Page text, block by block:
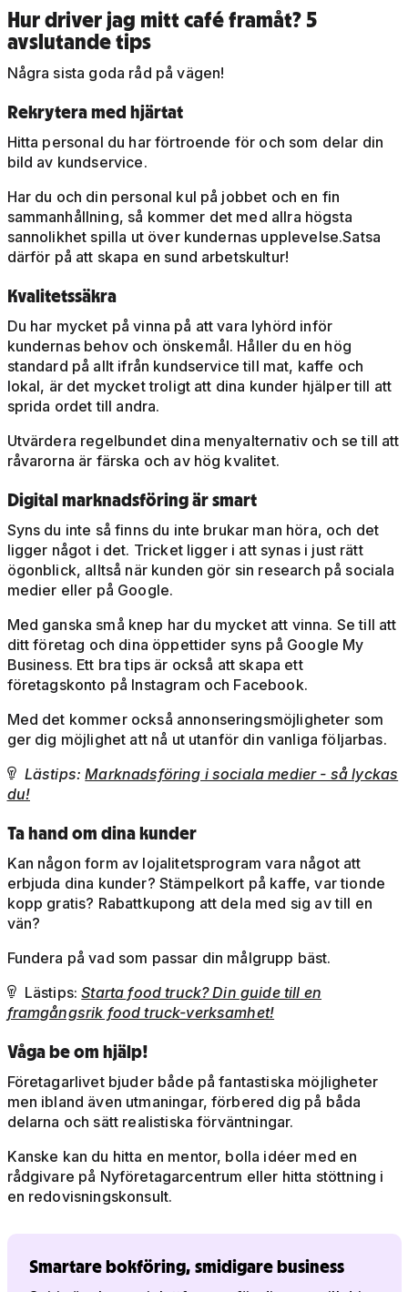
Hur driver jag mitt café framåt? 5
avslutande tips
Några sista goda råd på vägen!
Rekrytera med hjärtat
Hitta personal du har förtroende för och som delar din
bild av kundservice.
Har du och din personal kul på jobbet och en fin
sammanhållning, så kommer det med allra högsta
sannolikhet spilla ut över kundernas upplevelse.Satsa
därför på att skapa en sund arbetskultur!
Kvalitetssäkra
Du har mycket på vinna på att vara lyhörd inför
kundernas behov och önskemål. Håller du en hög
standard på allt ifrån kundservice till mat, kaffe och
lokal, är det mycket troligt att dina kunder hjälper till att
sprida ordet till andra.
Utvärdera regelbundet dina menyalternativ och se till att
råvarorna är färska och av hög kvalitet.
Digital marknadsföring är smart
Syns du inte så finns du inte brukar man höra, och det
ligger något i det. Tricket ligger i att synas i just rätt
ögonblick, alltså när kunden gör sin research på sociala
medier eller på Google.
Med ganska små knep har du mycket att vinna. Se till att
ditt företag och dina öppettider syns på Google My
Business. Ett bra tips är också att skapa ett
företagskonto på Instagram och Facebook.
Med det kommer också annonseringsmöjligheter som
ger dig möjlighet att nå ut utanför din vanliga följarbas.
 Lästips:Marknadsföring i sociala medier - så lyckas
du!
Ta hand om dina kunder
Kan någon form av lojalitetsprogram vara något att
erbjuda dina kunder? Stämpelkort på kaffe, var tionde
kopp gratis? Rabattkupong att dela med sig av till en
vän?
Fundera på vad som passar din målgrupp bäst.
 Lästips:Starta food truck? Din guide till en
framgångsrik food truck-verksamhet!
Våga be om hjälp!
Företagarlivet bjuder både på fantastiska möjligheter
men ibland även utmaningar, förbered dig på båda
delarna och sätt realistiska förväntningar.
Kanske kan du hitta en mentor, bolla idéer med en
rådgivare på Nyföretagarcentrum eller hitta stöttning i
en redovisningskonsult.
Smartare bokföring, smidigare business